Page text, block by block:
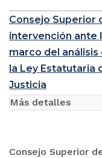
Consejo Superior
intervención ante
marco del
la Ley Estatutaria
Justicia
Consejo Superior
Más detalles